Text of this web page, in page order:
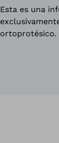
Esta es una
ortoprotésico.